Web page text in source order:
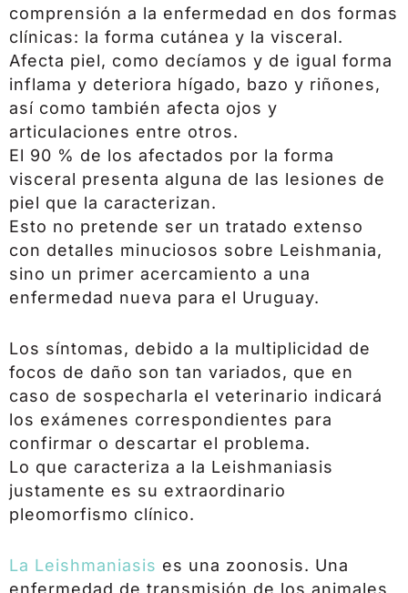
comprensión a la enfermedad en dos formas
clínicas: la forma cutánea y la visceral.
Afecta piel, como decíamos y de igual forma
inflama y deteriora hígado, bazo y riñones,
así como también afecta ojos y
articulaciones entre otros.
El 90 % de los afectados por la forma
visceral presenta alguna de las lesiones de
piel que la caracterizan.
Esto no pretende ser un tratado extenso
con detalles minuciosos sobre Leishmania,
sino un primer acercamiento a una
enfermedad nueva para el Uruguay.
Los síntomas, debido a la multiplicidad de
focos de daño son tan variados, que en
caso de sospecharla el veterinario indicará
los exámenes correspondientes para
confirmar o descartar el problema.
Lo que caracteriza a la Leishmaniasis
justamente es su extraordinario
pleomorfismo clínico.
La Leishmaniasis es una zoonosis. Una
enfermedad de transmisión de los animales